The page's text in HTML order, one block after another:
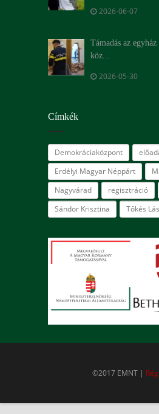
2026-06-07
Támadás az
köz...
2026-05-30
Címkék
Demokráciaközpont
Erdélyi Magyar Néppárt
Nagyvárad
regisztráció
Sándor Krisztina
Tőkés
©2017 EMNT |